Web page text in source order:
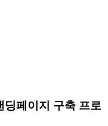
딩페이지 구축 프로